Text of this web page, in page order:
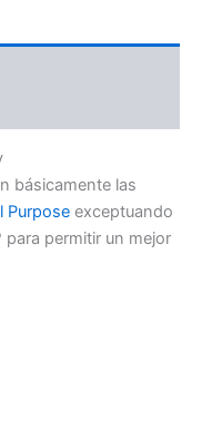
básicamente las
Purpose exceptuando
permitir un mejor